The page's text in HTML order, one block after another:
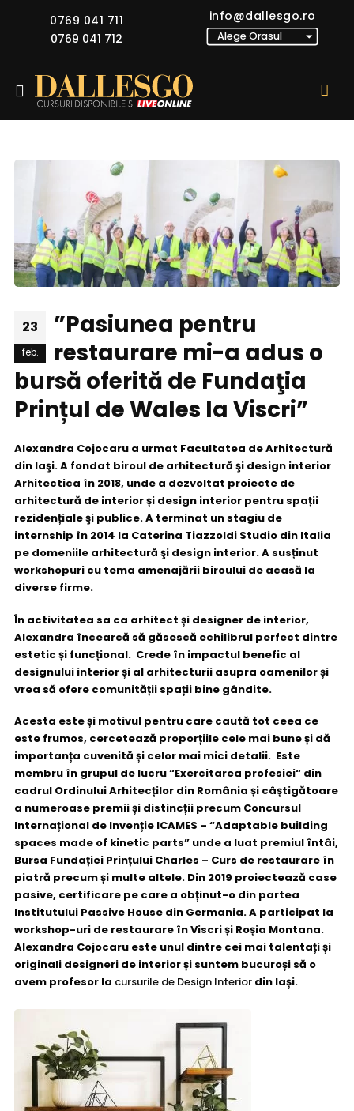
0769 041 711
0769 041 712
info@dallesgo.ro
23
feb.
”Pasiunea pentru
restaurare mi-a adus o
bursă oferită de Fundaţia
Prințul de Wales la Viscri”
Alexandra Cojocaru a urmat Facultatea de Arhitectură
din Iaşi. A fondat biroul de arhitectură şi design interior
Arhitectica în 2018, unde a dezvoltat proiecte de
arhitectură de interior și design interior pentru spații
rezidențiale şi publice. A terminat un stagiu de
internship în 2014 la Caterina Tiazzoldi Studio din Italia
pe domeniile arhitectură şi design interior. A susținut
workshopuri cu tema amenajării biroului de acasă la
diverse firme.
În activitatea sa ca arhitect și designer de interior,
Alexandra încearcă să găsescă echilibrul perfect dintre
estetic și funcțional. Crede în impactul benefic al
designului interior și al arhitecturii asupra oamenilor și
vrea să ofere comunității spații bine gândite.
Acesta este și motivul pentru care caută tot ceea ce
este frumos, cercetează proporțiile cele mai bune și dă
importanța cuvenită și celor mai mici detalii. Este
membru în grupul de lucru “Exercitarea profesiei“ din
cadrul Ordinului Arhitecților din România și câștigătoare
a numeroase premii și distincții precum Concursul
Internațional de Invenție ICAMES – “Adaptable building
spaces made of kinetic parts” unde a luat premiul întâi,
Bursa Fundației Prințului Charles – Curs de restaurare în
piatră precum și multe altele. Din 2019 proiectează case
pasive, certificare pe care a obținut-o din partea
Institutului Passive House din Germania. A participat la
workshop-uri de restaurare în Viscri și Roșia Montana.
Alexandra Cojocaru este unul dintre cei mai talentați și
originali designeri de interior și suntem bucuroși să o
avem profesor la cursurile de Design Interiordin Iași.